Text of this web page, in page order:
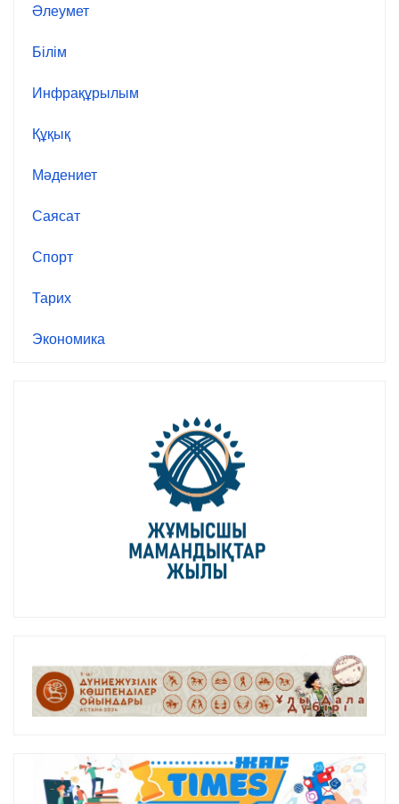
Әлеумет
Білім
Инфрақұрылым
Құқық
Мәдениет
Саясат
Спорт
Тарих
Экономика